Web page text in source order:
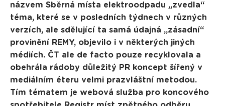
názvem Sběrná místa elektroodpadu „zvedla“
téma, které se v posledních týdnech v různých
verzích, ale sdělující ta samá údajná „zásadní“
provinění REMY, objevilo i v některých jiných
médiích. ČT ale de facto pouze recyklovala a
obehrála rádoby důležitý PR koncept šířený v
mediálním éteru velmi prazvláštní metodou.
Tím tématem je webová služba pro koncového